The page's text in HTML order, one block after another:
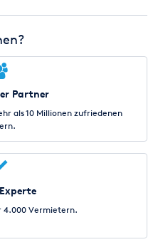
Partner
als 10 Millionen zufriedenen
4.000 Vermietern.